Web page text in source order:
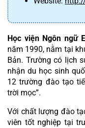
Học viện Ngôn ngữ
năm 1990, nằm tại
Bản. Trường có lịch
nhận du học sinh
12 trường đào tạo
trời mọc”.
Với chất lượng đào
viên tốt nghiệp tại